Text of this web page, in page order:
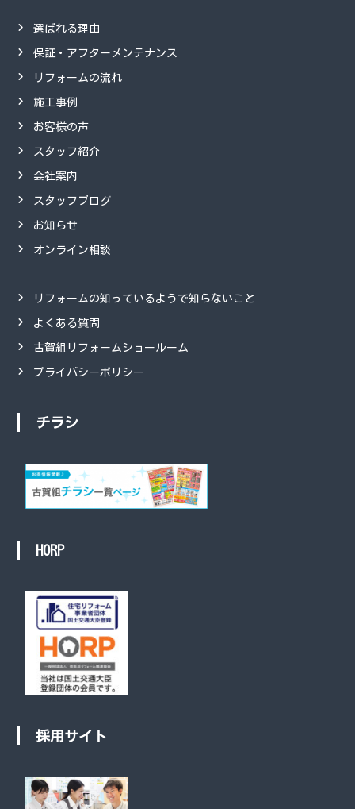
選ばれる理由
保証・アフターメンテナンス
リフォームの流れ
施工事例
お客様の声
スタッフ紹介
会社案内
スタッフブログ
お知らせ
オンライン相談
リフォームの知っているようで知らないこと
よくある質問
古賀組リフォームショールーム
プライバシーポリシー
チラシ
HORP
採用サイト